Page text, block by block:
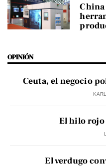
OPINIÓN
Ceuta, el negocio
El hilo rojo
El verdugo